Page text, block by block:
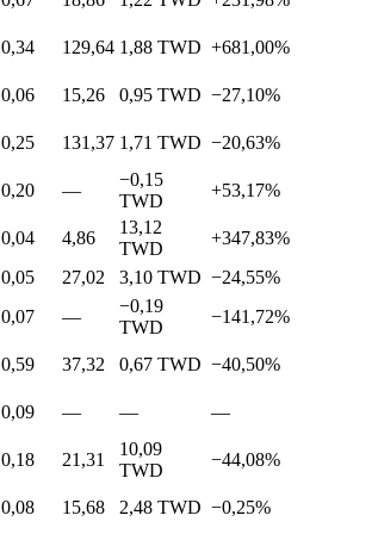
0,34 129,64 1,88 TWD +681,00%
0,06 15,26 0,95 TWD −27,10%
0,25 131,37 1,71 TWD −20,63%
0,20 —
−0,15
TWD
+53,17%
0,04 4,86
13,12
TWD
+347,83%
0,05 27,02 3,10 TWD −24,55%
0,07 —
−0,19
TWD
−141,72%
0,59 37,32 0,67 TWD −40,50%
0,09 — — —
0,18 21,31
10,09
TWD
−44,08%
0,08 15,68 2,48 TWD −0,25%